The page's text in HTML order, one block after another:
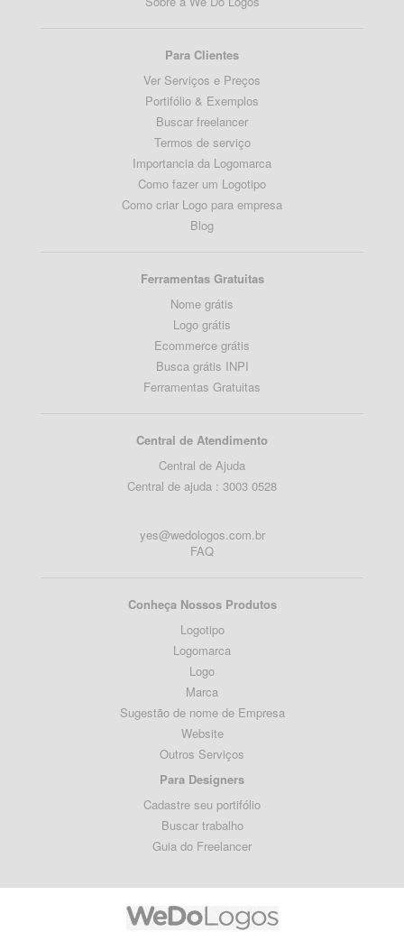
Para Clientes
Ver Serviços e Preços
Portifólio & Exemplos
Buscar freelancer
Termos de serviço
Importancia da Logomarca
Como fazer um Logotipo
Como criar Logo para empresa
Blog
Ferramentas Gratuitas
Nome grátis
Logo grátis
Ecommerce grátis
Busca grátis INPI
Ferramentas Gratuitas
Central de Atendimento
Central de Ajuda
Central de ajuda : 3003 0528
yes@wedologos.com.br
FAQ
Conheça Nossos Produtos
Logotipo
Logomarca
Logo
Marca
Sugestão de nome de Empresa
Website
Outros Serviços
Para Designers
Cadastre seu portifólio
Buscar trabalho
Guia do Freelancer